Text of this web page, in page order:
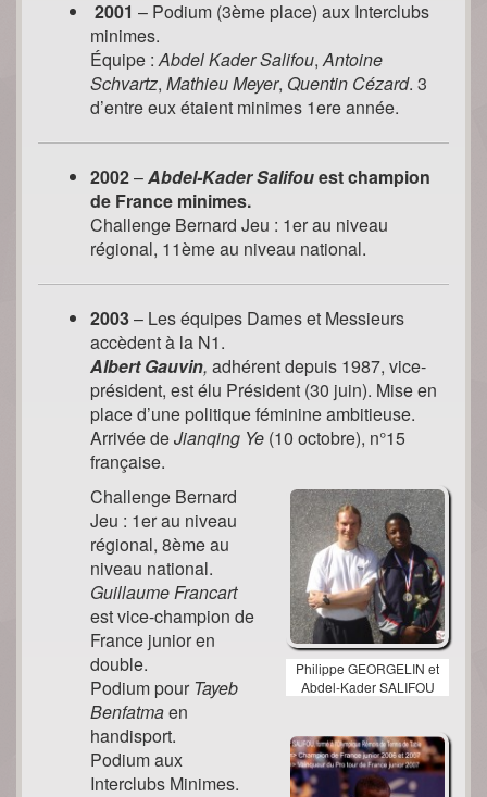
2001 – Podium (3ème place) aux Interclubs
minimes.
Équipe :Abdel Kader Salifou,Antoine
Schvartz, Mathieu Meyer, Quentin Cézard. 3
d’entre eux étaient minimes 1ere année.
2002–Abdel-Kader Salifouest champion
de France minimes.
Challenge Bernard Jeu : 1er au niveau
régional, 11ème au niveau national.
2003– Les équipes Dames et Messieurs
accèdent à la N1.
Albert Gauvin, adhérent depuis 1987, vice-
président, est élu Président (30 juin). Mise en
place d’une politique féminine ambitieuse.
Arrivée deJianqing Ye (10 octobre), n°15
française.
Philippe GEORGELIN et
Abdel-Kader SALIFOU
Challenge Bernard
Jeu : 1er au niveau
régional, 8ème au
niveau national.
Guillaume Francart
est vice-champion de
France junior en
double.
Podium pour Tayeb
Benfatmaen
handisport.
Podium aux
Interclubs Minimes.